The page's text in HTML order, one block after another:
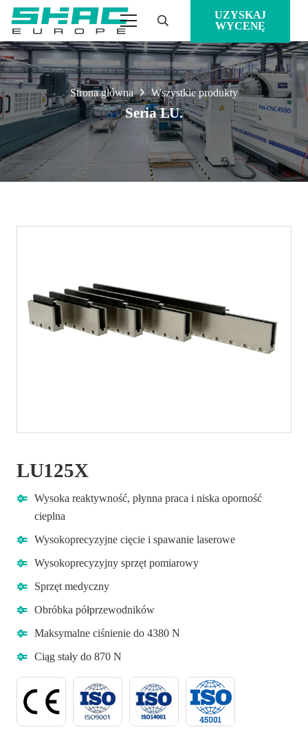
UZYSKAJ
WYCENĘ
Strona główna Wszystkie produkty
Seria LU.
LU125X
Wysoka reaktywność, płynna praca i niska oporność
cieplna
Wysokoprecyzyjne cięcie i spawanie laserowe
Wysokoprecyzyjny sprzęt pomiarowy
Sprzęt medyczny
Obróbka półprzewodników
Maksymalne ciśnienie do 4380 N
Ciąg stały do 870 N